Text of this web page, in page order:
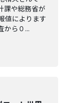
課や総務省が
値によります
から０...